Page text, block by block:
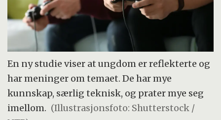
En ny studie viser at ungdom er reflekterte og
har meninger om temaet. De har mye
kunnskap, særlig teknisk, og prater mye seg
imellom. (Illustrasjonsfoto: Shutterstock /